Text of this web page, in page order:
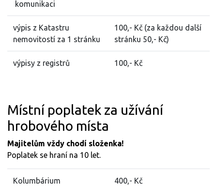
komunikaci
výpis z Katastru
nemovitostí za 1 stránku
100,- Kč (za každou další
stránku 50,- Kč)
výpisy z registrů 100,- Kč
Místní poplatek za užívání
hrobového místa
Majitelům vždy chodí složenka!
Poplatek se hraní na 10 let.
Kolumbárium 400,- Kč